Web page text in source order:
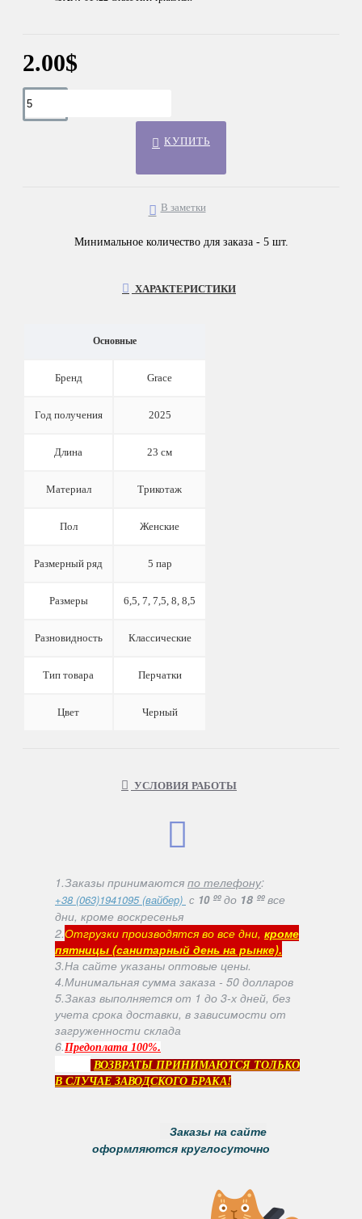
2.00$
КУПИТЬ
В заметки
Минимальное количество для заказа - 5 шт.
ХАРАКТЕРИСТИКИ
Основные
Бренд Grace
Год получения 2025
Длина 23 см
Материал Трикотаж
Пол Женские
Размерный ряд 5 пар
Размеры 6,5, 7, 7,5, 8, 8,5
Разновидность Классические
Тип товара Перчатки
Цвет Черный
УСЛОВИЯ РАБОТЫ
1.Заказы принимаются по телефону:
+38 (063)1941095 (вайбер) с 10 ººдо 18 ººвсе
дни, кроме воскресенья
2.Отгрузки производятся во все дни, кроме
пятницы (санитарный день на рынке).
3.На сайте указаны оптовые цены.
4.Минимальная сумма заказа - 50 долларов
5.Заказ выполняется от 1 до 3-х дней, без
учета срока доставки, в зависимости от
загруженности склада
6.Предоплата 100%.
ВОЗВРАТЫ ПРИНИМАЮТСЯ ТОЛЬКО
В СЛУЧАЕ ЗАВОДСКОГО БРАКА!
Заказы на сайте
оформляются круглосуточно